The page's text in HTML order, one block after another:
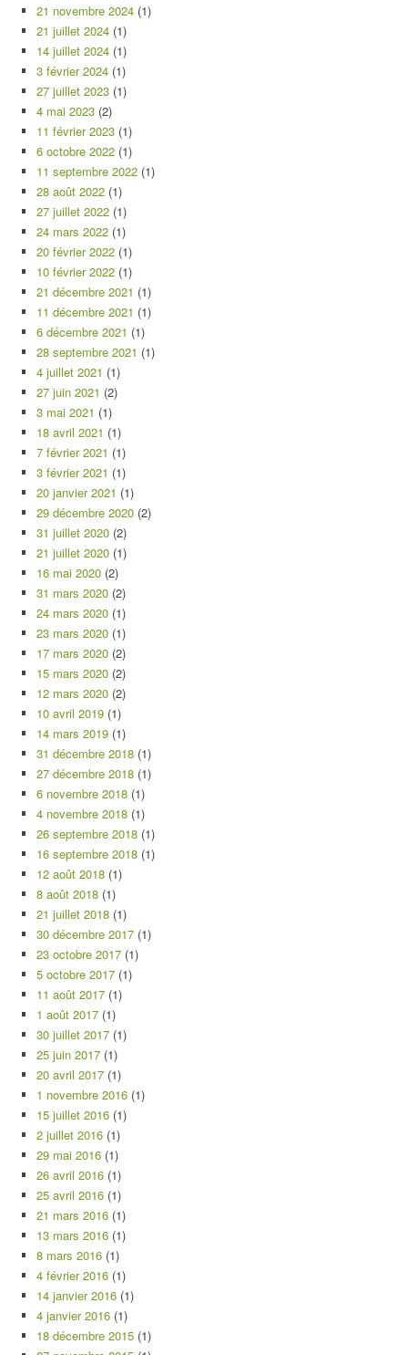
21 novembre 2024 (1)
21 juillet 2024 (1)
14 juillet 2024 (1)
3 février 2024 (1)
27 juillet 2023 (1)
4 mai 2023 (2)
11 février 2023 (1)
6 octobre 2022 (1)
11 septembre 2022 (1)
28 août 2022 (1)
27 juillet 2022 (1)
24 mars 2022 (1)
20 février 2022 (1)
10 février 2022 (1)
21 décembre 2021 (1)
11 décembre 2021 (1)
6 décembre 2021 (1)
28 septembre 2021 (1)
4 juillet 2021 (1)
27 juin 2021 (2)
3 mai 2021 (1)
18 avril 2021 (1)
7 février 2021 (1)
3 février 2021 (1)
20 janvier 2021 (1)
29 décembre 2020 (2)
31 juillet 2020 (2)
21 juillet 2020 (1)
16 mai 2020 (2)
31 mars 2020 (2)
24 mars 2020 (1)
23 mars 2020 (1)
17 mars 2020 (2)
15 mars 2020 (2)
12 mars 2020 (2)
10 avril 2019 (1)
14 mars 2019 (1)
31 décembre 2018 (1)
27 décembre 2018 (1)
6 novembre 2018 (1)
4 novembre 2018 (1)
26 septembre 2018 (1)
16 septembre 2018 (1)
12 août 2018 (1)
8 août 2018 (1)
21 juillet 2018 (1)
30 décembre 2017 (1)
23 octobre 2017 (1)
5 octobre 2017 (1)
11 août 2017 (1)
1 août 2017 (1)
30 juillet 2017 (1)
25 juin 2017 (1)
20 avril 2017 (1)
1 novembre 2016 (1)
15 juillet 2016 (1)
2 juillet 2016 (1)
29 mai 2016 (1)
26 avril 2016 (1)
25 avril 2016 (1)
21 mars 2016 (1)
13 mars 2016 (1)
8 mars 2016 (1)
4 février 2016 (1)
14 janvier 2016 (1)
4 janvier 2016 (1)
18 décembre 2015 (1)